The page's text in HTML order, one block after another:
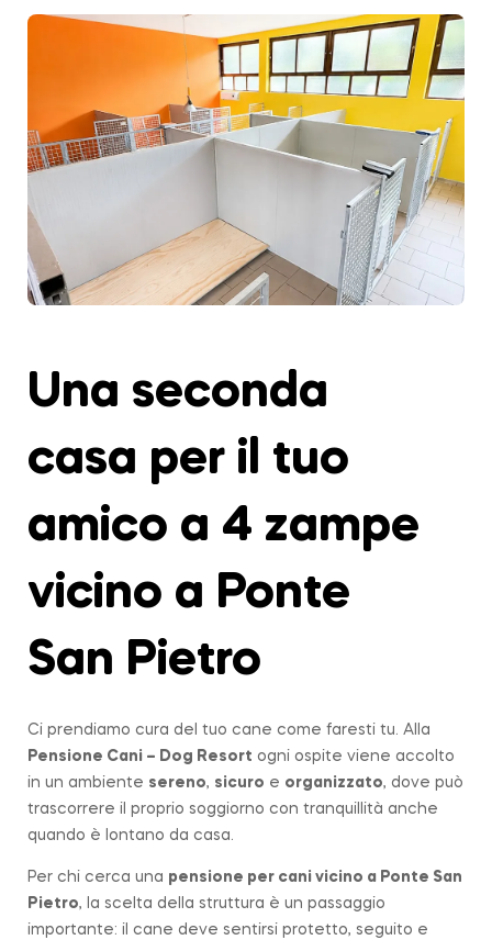
Una seconda
casa per il tuo
amico a 4 zampe
vicino a Ponte
San Pietro
Ci prendiamo cura del tuo cane come faresti tu. Alla
Pensione Cani – Dog Resort ogni ospite viene accolto
in un ambiente sereno, sicuro e organizzato, dove può
trascorrere il proprio soggiorno con tranquillità anche
quando è lontano da casa.
Per chi cerca una pensione per cani vicino a Ponte San
Pietro, la scelta della struttura è un passaggio
importante: il cane deve sentirsi protetto, seguito e